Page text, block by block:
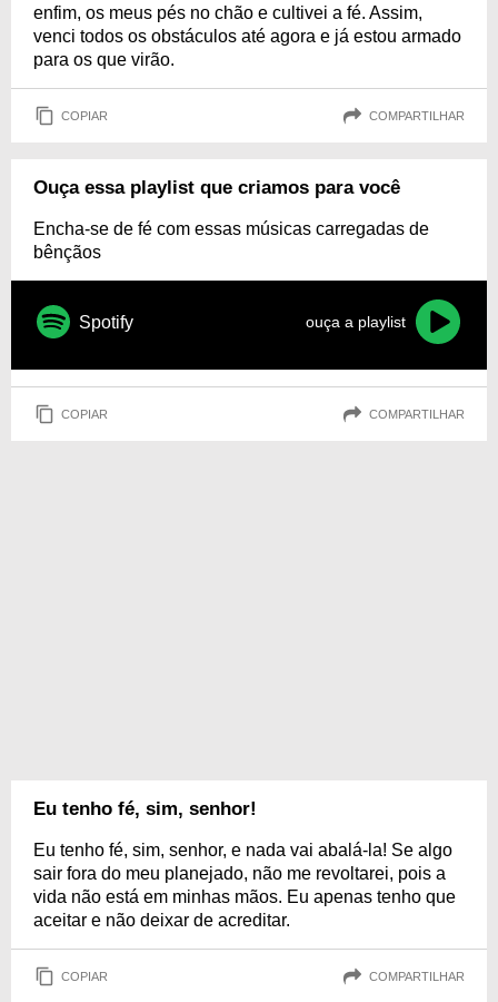
enfim, os meus pés no chão e cultivei a fé. Assim,
venci todos os obstáculos até agora e já estou armado
para os que virão.
COPIAR COMPARTILHAR
Ouça essa playlist que criamos para você
Encha-se de fé com essas músicas carregadas de
bênçãos
Spotify ouça a playlist
COPIAR COMPARTILHAR
Eu tenho fé, sim, senhor!
Eu tenho fé, sim, senhor, e nada vai abalá-la! Se algo
sair fora do meu planejado, não me revoltarei, pois a
vida não está em minhas mãos. Eu apenas tenho que
aceitar e não deixar de acreditar.
COPIAR COMPARTILHAR